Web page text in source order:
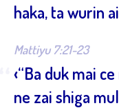
haka, ta wurin
Mattiyu 7:21-23
‹“Ba duk mai ce
ne zai shiga